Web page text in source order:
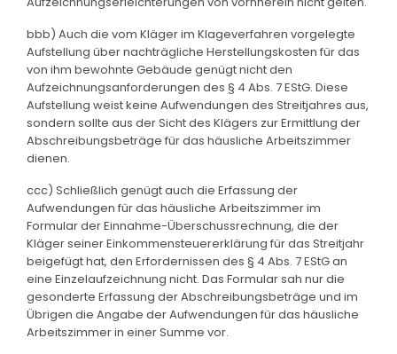
bbb) Auch die vom Kläger im Klageverfahren vorgelegte
Aufstellung über nachträgliche Herstellungskosten für das
von ihm bewohnte Gebäude genügt nicht den
Aufzeichnungsanforderungen des § 4 Abs. 7 EStG. Diese
Aufstellung weist keine Aufwendungen des Streitjahres aus,
sondern sollte aus der Sicht des Klägers zur Ermittlung der
Abschreibungsbeträge für das häusliche Arbeitszimmer
dienen.
ccc) Schließlich genügt auch die Erfassung der
Aufwendungen für das häusliche Arbeitszimmer im
Formular der Einnahme-Überschussrechnung, die der
Kläger seiner Einkommensteuererklärung für das Streitjahr
beigefügt hat, den Erfordernissen des § 4 Abs. 7 EStG an
eine Einzelaufzeichnung nicht. Das Formular sah nur die
gesonderte Erfassung der Abschreibungsbeträge und im
Übrigen die Angabe der Aufwendungen für das häusliche
Arbeitszimmer in einer Summe vor.